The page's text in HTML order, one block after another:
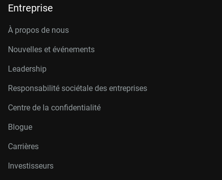
Entreprise
À propos de nous
Nouvelles et événements
Leadership
Responsabilité sociétale des entreprises
Centre de la confidentialité
Blogue
Carrières
Investisseurs